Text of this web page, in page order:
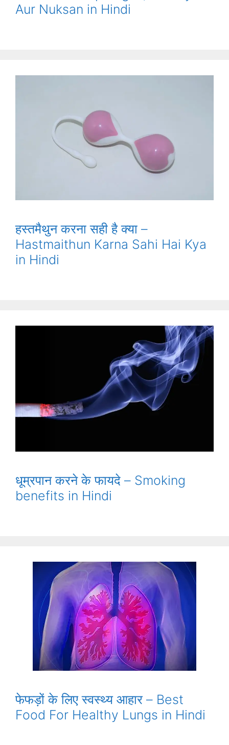
Aur Nuksan in Hindi
हस्तमैथुन करना सही है क्या –
Hastmaithun Karna Sahi Hai Kya
in Hindi
धूम्रपान करने के फायदे – Smoking
benefits in Hindi
फेफड़ों के लिए स्‍वस्‍थ्‍य आहार – Best
Food For Healthy Lungs in Hindi